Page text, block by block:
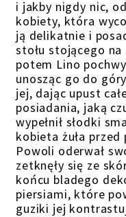
i jakby nigdy nic,
kobiety, która
ją delikatnie i
stołu stojącego
potem Lino
unosząc go do
jej, dając upust
posiadania, jaką
wypełnił słodki
kobieta żuła
Powoli oderwał
zetknęły się ze
końcu bladego
piersiami, które
guziki jej